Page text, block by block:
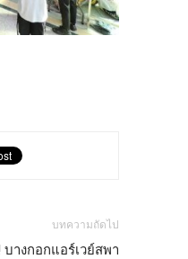
บทความถัดไป
างกอกแอร์เวย์สพา